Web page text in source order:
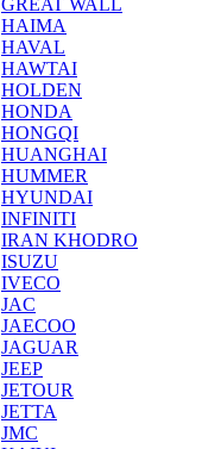
GREAT WALL
HAIMA
HAVAL
HAWTAI
HOLDEN
HONDA
HONGQI
HUANGHAI
HUMMER
HYUNDAI
INFINITI
IRAN KHODRO
ISUZU
IVECO
JAC
JAECOO
JAGUAR
JEEP
JETOUR
JETTA
JMC